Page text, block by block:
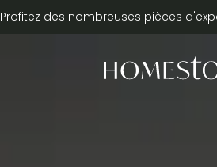
Profitez des nombreuses pièces